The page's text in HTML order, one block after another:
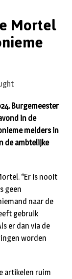
Mortel
Burgemeester
in de
melders in
de ambtelijke
“Er is nooit
geen
naar de
gebruik
er dan via de
worden
artikelen ruim